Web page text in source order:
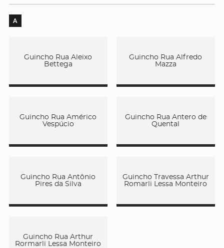
A
Guincho Rua Aleixo
Bettega
Guincho Rua Alfredo
Mazza
Guincho Rua Américo
Vespúcio
Guincho Rua Antero de
Quental
Guincho Rua Antônio
Pires da Silva
Guincho Travessa Arthur
Romarli Lessa Monteiro
Guincho Rua Arthur
Rormarli Lessa Monteiro